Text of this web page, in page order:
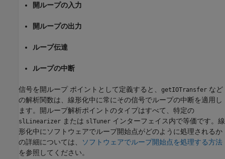
開ループの入力
開ループの出力
ループ伝達
ループの中断
信号を開ループ ポイントとして定義すると、 getIOTransfer など
の解析関数は、線形化中に常にその信号でループの中断を適用し
ます。開ループ解析ポイントのタイプはすべて、特定の
slLinearizer または slTuner インターフェイス内で等価です。線
形化中にソフトウェアでループ開始点がどのように処理されるか
の詳細については、
ソフトウェアでループ開始点を処理する方法
を参照してください。